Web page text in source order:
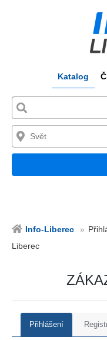
Katalog
Info-Liberec
Liberec
Přihlášení